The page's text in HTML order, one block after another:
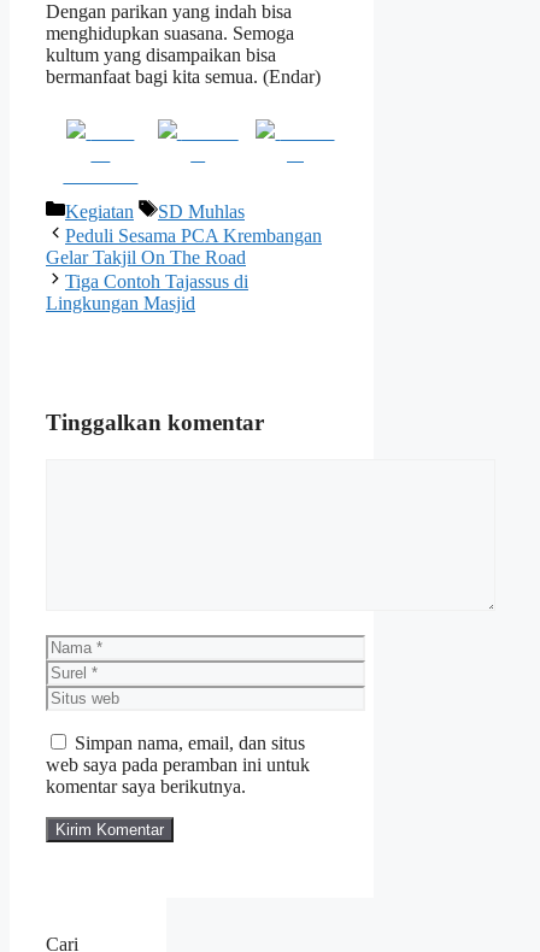
Dengan parikan yang indah bisa
menghidupkan suasana. Semoga
kultum yang disampaikan bisa
bermanfaat bagi kita semua. (Endar)
Kategori
Kegiatan Tag
SD Muhlas
Peduli Sesama PCA Krembangan
Gelar Takjil On The Road
Tiga Contoh Tajassus di
Lingkungan Masjid
Tinggalkan komentar
Nama
Surel
Situs
web
Simpan nama, email, dan situs
web saya pada peramban ini untuk
komentar saya berikutnya.
Cari